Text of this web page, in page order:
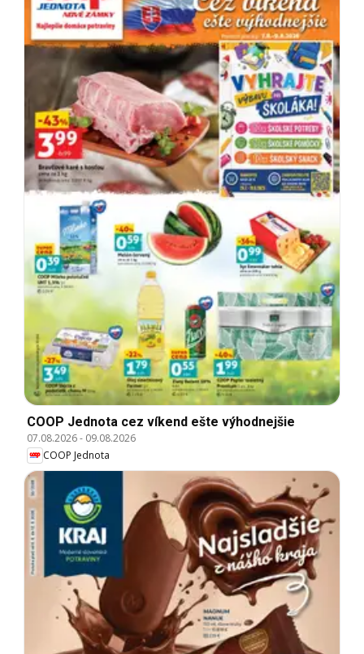
COOP Jednota cez víkend ešte výhodnejšie
07.08.2026- 09.08.2026
COOP Jednota